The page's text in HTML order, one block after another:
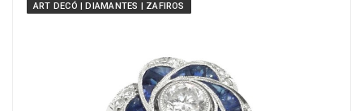
ART DECÓ | DIAMANTES | ZAFIROS